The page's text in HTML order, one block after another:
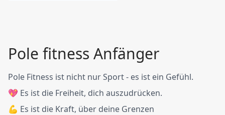
Pole fitness Anfänger
Pole Fitness ist nicht nur Sport - es ist ein Gefühl.
💖 Es ist die Freiheit, dich auszudrücken.
💪 Es ist die Kraft, über deine Grenzen